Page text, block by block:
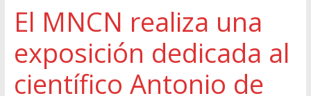
El MNCN realiza una
exposición dedicada al
científico Antonio de